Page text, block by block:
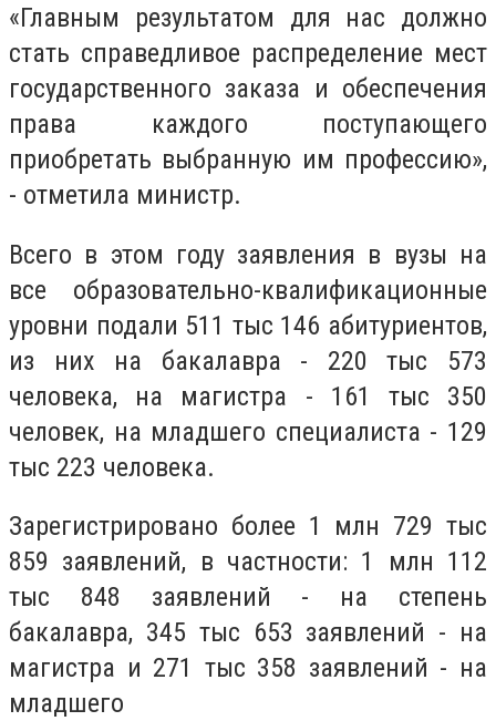
«Главным результатом для нас должно
стать справедливое распределение мест
государственного заказа и обеспечения
права каждого поступающего
приобретать выбранную им профессию»,
- отметила министр.
Всего в этом году заявления в вузы на
все образовательно-квалификационные
уровни подали 511 тыс 146 абитуриентов,
из них на бакалавра - 220 тыс 573
человека, на магистра - 161 тыс 350
человек, на младшего специалиста - 129
тыс 223 человека.
Зарегистрировано более 1 млн 729 тыс
859 заявлений, в частности: 1 млн 112
тыс 848 заявлений - на степень
бакалавра, 345 тыс 653 заявлений - на
магистра и 271 тыс 358 заявлений - на
младшего